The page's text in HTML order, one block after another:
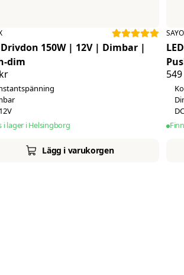
150W | 12V | Dimbar |
dim
i lager i Helsingborg
Lägg i varukorgen
LED